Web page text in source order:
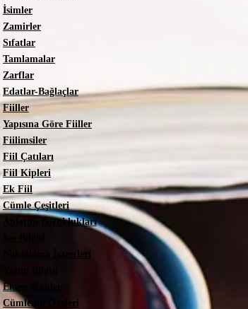
İsimler
Zamirler
Sıfatlar
Tamlamalar
Zarflar
Edatlar-Bağlaçlar
Fiiller
Yapısına Göre Fiiller
Fiilimsiler
Fiil Çatıları
Fiil Kipleri
Ek Fiil
Cümle Çeşitleri
Anlatım Bozuklukları
Noktalama İşaretleri
Ekler- Kökler
Cümlenin Ögeleri